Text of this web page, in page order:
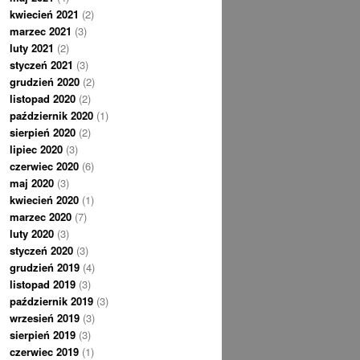
kwiecień 2021 (2)
marzec 2021 (3)
luty 2021 (2)
styczeń 2021 (3)
grudzień 2020 (2)
listopad 2020 (2)
październik 2020 (1)
sierpień 2020 (2)
lipiec 2020 (3)
czerwiec 2020 (6)
maj 2020 (3)
kwiecień 2020 (1)
marzec 2020 (7)
luty 2020 (3)
styczeń 2020 (3)
grudzień 2019 (4)
listopad 2019 (3)
październik 2019 (3)
wrzesień 2019 (3)
sierpień 2019 (3)
czerwiec 2019 (1)